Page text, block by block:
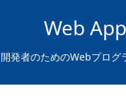
Web
開発者のためのWebプログ